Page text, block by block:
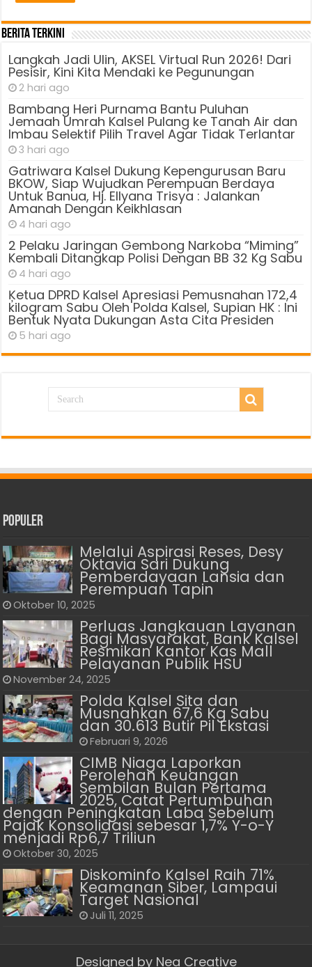
Berita Terkini
Langkah Jadi Ulin, AKSEL Virtual Run 2026! Dari
Pesisir, Kini Kita Mendaki ke Pegunungan
2 hari ago
Bambang Heri Purnama Bantu Puluhan
Jemaah Umrah Kalsel Pulang ke Tanah Air dan
Imbau Selektif Pilih Travel Agar Tidak Terlantar
3 hari ago
Gatriwara Kalsel Dukung Kepengurusan Baru
BKOW, Siap Wujudkan Perempuan Berdaya
Untuk Banua, Hj. Ellyana Trisya : Jalankan
Amanah Dengan Keikhlasan
4 hari ago
2 Pelaku Jaringan Gembong Narkoba “Miming”
Kembali Ditangkap Polisi Dengan BB 32 Kg Sabu
4 hari ago
Ķetua DPRD Kalsel Apresiasi Pemusnahan 172,4
kilogram Sabu Oleh Polda Kalsel, Supian HK : Ini
Bentuk Nyata Dukungan Asta Cita Presiden
5 hari ago
Populer
Melalui Aspirasi Reses, Desy
Oktavia Sari Dukung
Pemberdayaan Lansia dan
Perempuan Tapin
Oktober 10, 2025
Perluas Jangkauan Layanan
Bagi Masyarakat, Bank Kalsel
Resmikan Kantor Kas Mall
Pelayanan Publik HSU
November 24, 2025
Polda Kalsel Sita dan
Musnahkan 67,6 Kg Sabu
dan 30.613 Butir Pil Ekstasi
Februari 9, 2026
CIMB Niaga Laporkan
Perolehan Keuangan
Sembilan Bulan Pertama
2025, Catat Pertumbuhan
dengan Peningkatan Laba Sebelum
Pajak Konsolidasi sebesar 1,7% Y-o-Y
menjadi Rp6,7 Triliun
Oktober 30, 2025
Diskominfo Kalsel Raih 71%
Keamanan Siber, Lampaui
Target Nasional
Juli 11, 2025
Designed by Nea Creative